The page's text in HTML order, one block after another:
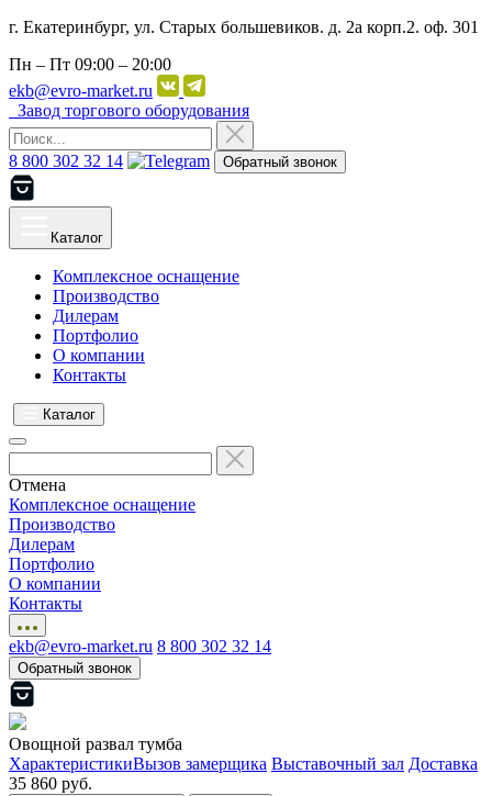
г. Екатеринбург, ул. Старых большевиков. д. 2а корп.2. оф. 301
Пн – Пт 09:00 – 20:00
ekb@evro-market.ru
Завод торгового оборудования
8 800 302 32 14 Обратный звонок
Каталог
Комплексное оснащение
Производство
Дилерам
Портфолио
О компании
Контакты
Каталог
Отмена
Комплексное оснащение
Производство
Дилерам
Портфолио
О компании
Контакты
ekb@evro-market.ru 8 800 302 32 14
Обратный звонок
Овощной развал тумба
ХарактеристикиВызов замерщика Выставочный зал Доставка
35 860 руб.